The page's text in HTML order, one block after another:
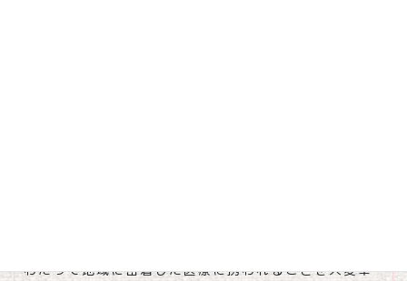
わたって地域に密着した医療に携われることを大変幸